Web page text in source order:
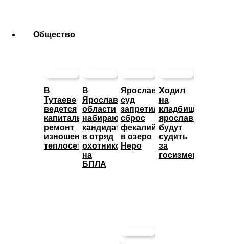
Общество
В
Тутаеве
ведется
капитальный
ремонт
изношенных
теплосетей
В
Ярославской
области
набирают
кандидатов
в отряд
охотников
на
БПЛА
Ярославский
суд
запретил
сброс
фекалий
в озеро
Неро
Ходил
на
кладбище:
ярославца
будут
судить
за
госизмену